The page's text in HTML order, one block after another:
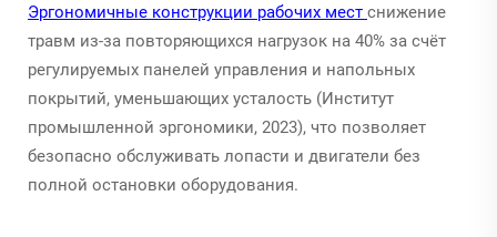
Эргономичные конструкции рабочих мест снижение
травм из-за повторяющихся нагрузок на 40% за счёт
регулируемых панелей управления и напольных
покрытий, уменьшающих усталость (Институт
промышленной эргономики, 2023), что позволяет
безопасно обслуживать лопасти и двигатели без
полной остановки оборудования.